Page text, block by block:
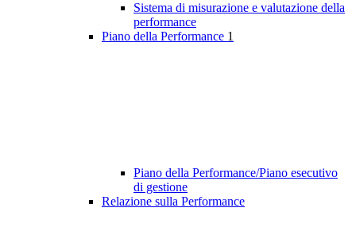
Sistema di misurazione e valutazione della
performance
Piano della Performance 1
Piano della Performance/Piano esecutivo
di gestione
Relazione sulla Performance